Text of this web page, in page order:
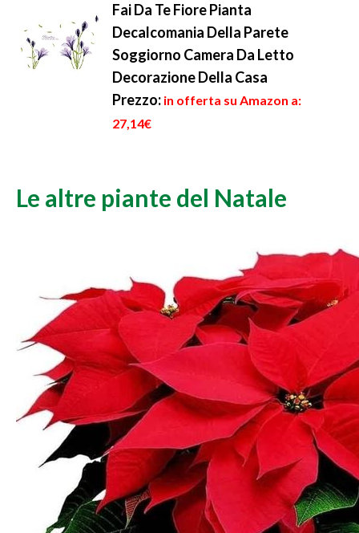
Fai Da Te Fiore Pianta
Decalcomania Della Parete
Soggiorno Camera Da Letto
Decorazione Della Casa
Prezzo: in offerta su Amazon a:
27,14€
Le altre piante del Natale